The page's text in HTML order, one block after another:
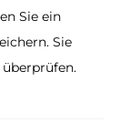
Sie ein
Sie